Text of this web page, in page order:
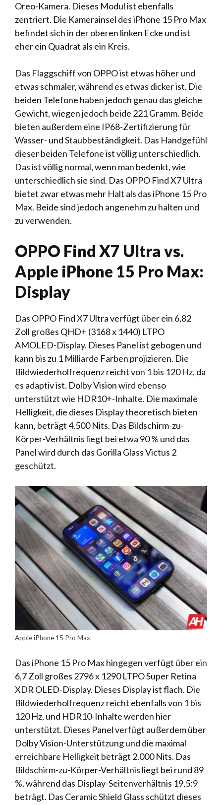
Oreo-Kamera. Dieses Modul ist ebenfalls
zentriert. Die Kamerainsel des iPhone 15 Pro Max
befindet sich in der oberen linken Ecke und ist
eher ein Quadrat als ein Kreis.
Das Flaggschiff von OPPO ist etwas höher und
etwas schmaler, während es etwas dicker ist. Die
beiden Telefone haben jedoch genau das gleiche
Gewicht, wiegen jedoch beide 221 Gramm. Beide
bieten außerdem eine IP68-Zertifizierung für
Wasser- und Staubbeständigkeit. Das Handgefühl
dieser beiden Telefone ist völlig unterschiedlich.
Das ist völlig normal, wenn man bedenkt, wie
unterschiedlich sie sind. Das OPPO Find X7 Ultra
bietet zwar etwas mehr Halt als das iPhone 15 Pro
Max. Beide sind jedoch angenehm zu halten und
zu verwenden.
OPPO Find X7 Ultra vs.
Apple iPhone 15 Pro Max:
Display
Das OPPO Find X7 Ultra verfügt über ein 6,82
Zoll großes QHD+ (3168 x 1440) LTPO
AMOLED-Display. Dieses Panel ist gebogen und
kann bis zu 1 Milliarde Farben projizieren. Die
Bildwiederholfrequenz reicht von 1 bis 120 Hz, da
es adaptiv ist. Dolby Vision wird ebenso
unterstützt wie HDR10+-Inhalte. Die maximale
Helligkeit, die dieses Display theoretisch bieten
kann, beträgt 4.500 Nits. Das Bildschirm-zu-
Körper-Verhältnis liegt bei etwa 90 % und das
Panel wird durch das Gorilla Glass Victus 2
geschützt.
Apple iPhone 15 Pro Max
Das iPhone 15 Pro Max hingegen verfügt über ein
6,7 Zoll großes 2796 x 1290 LTPO Super Retina
XDR OLED-Display. Dieses Display ist flach. Die
Bildwiederholfrequenz reicht ebenfalls von 1 bis
120 Hz, und HDR10-Inhalte werden hier
unterstützt. Dieses Panel verfügt außerdem über
Dolby Vision-Unterstützung und die maximal
erreichbare Helligkeit beträgt 2.000 Nits. Das
Bildschirm-zu-Körper-Verhältnis liegt bei rund 89
%, während das Display-Seitenverhältnis 19,5:9
beträgt. Das Ceramic Shield Glass schützt dieses